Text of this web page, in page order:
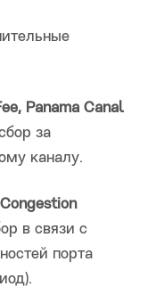
Panama Canal
за
каналу.
в связи с
порта